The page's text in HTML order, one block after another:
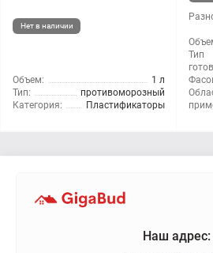
Нет в наличии
Объем:
1 л
Тип:
противоморозный
Категория:
Пластификаторы
Тип
Наш адрес: